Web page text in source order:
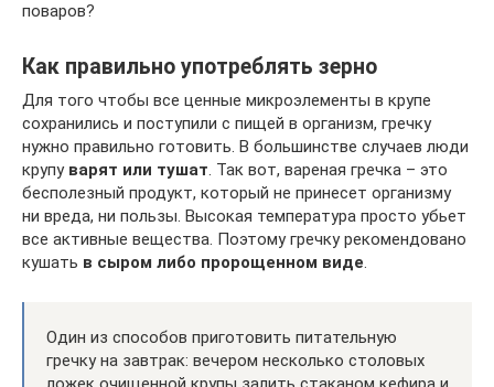
поваров?
Как правильно употреблять зерно
Для того чтобы все ценные микроэлементы в крупе
сохранились и поступили с пищей в организм, гречку
нужно правильно готовить. В большинстве случаев люди
крупу варят или тушат. Так вот, вареная гречка – это
бесполезный продукт, который не принесет организму
ни вреда, ни пользы. Высокая температура просто убьет
все активные вещества. Поэтому гречку рекомендовано
кушать в сыром либо пророщенном виде.
Один из способов приготовить питательную
гречку на завтрак: вечером несколько столовых